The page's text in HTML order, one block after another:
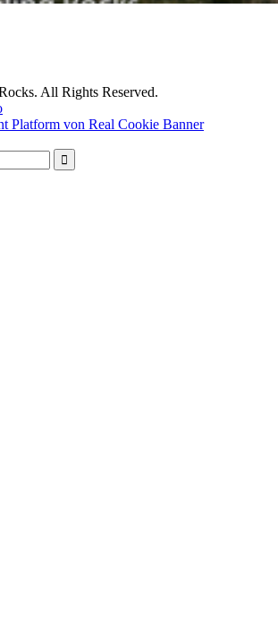
All Rights Reserved.
Platform von Real Cookie Banner